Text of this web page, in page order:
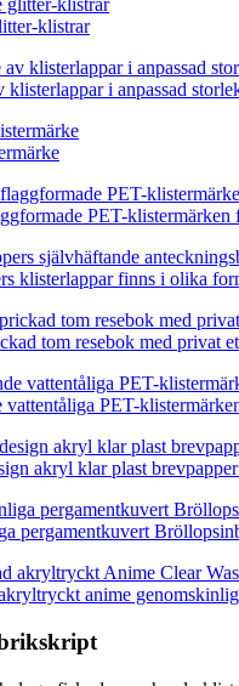
klistrar
klisterlappar i anpassad
PET-klistermärken
klisterlappar finns i olika
tom resebok med privat
vattentåliga PET-
akryl klar plast
pergamentkuvert
anime